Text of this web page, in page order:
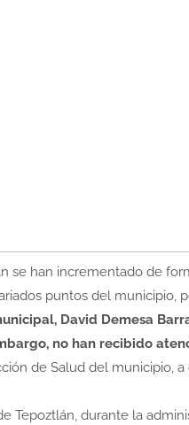
se han incrementado de
puntos del municipio,
David Demesa
no han recibido
de Salud del municipio,
Tepoztlán, durante la